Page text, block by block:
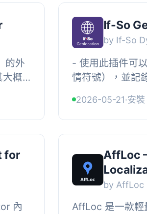
的外
大概
If-So
by If-So
- 使用此插件可
情符號），並記
易用的
2026-05-21·安
for
內
AffLoc
by AffLoc
AffLoc 是一款輕